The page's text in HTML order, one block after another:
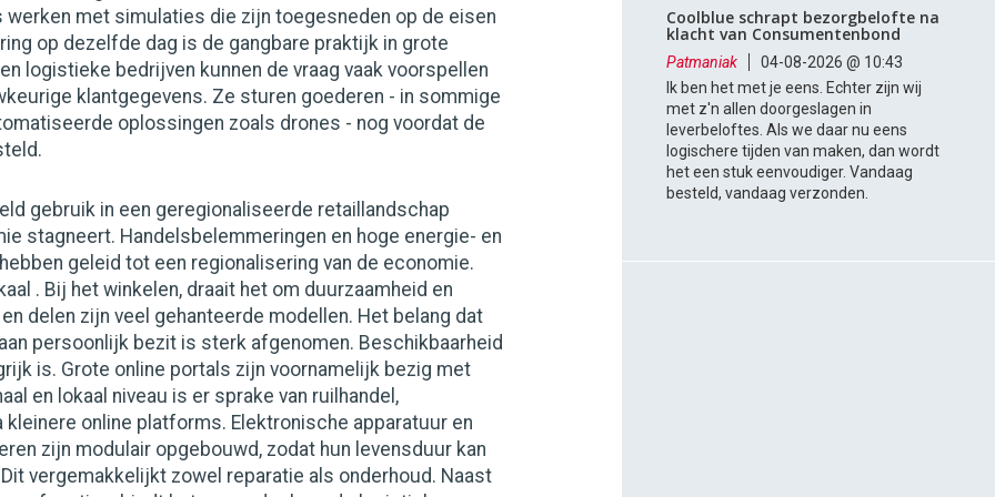
werken met simulaties die zijn toegesneden op de eisen
op dezelfde dag is de gangbare praktijk in grote
logistieke bedrijven kunnen de vraag vaak voorspellen
klantgegevens. Ze sturen goederen - in sommige
oplossingen zoals drones - nog voordat de
gebruik in een geregionaliseerde retaillandschap
stagneert. Handelsbelemmeringen en hoge energie- en
geleid tot een regionalisering van de economie.
. Bij het winkelen, draait het om duurzaamheid en
delen zijn veel gehanteerde modellen. Het belang dat
persoonlijk bezit is sterk afgenomen. Beschikbaarheid
is. Grote online portals zijn voornamelijk bezig met
en lokaal niveau is er sprake van ruilhandel,
kleinere online platforms. Elektronische apparatuur en
zijn modulair opgebouwd, zodat hun levensduur kan
vergemakkelijkt zowel reparatie als onderhoud. Naast
Coolblue schrapt bezorgbelofte na
klacht van Consumentenbond
Patmaniak
04-08-2026 @ 10:43
Ik ben het met je eens. Echter zijn wij
met z'n allen doorgeslagen in
leverbeloftes. Als we daar nu eens
logischere tijden van maken, dan wordt
het een stuk eenvoudiger. Vandaag
besteld, vandaag verzonden.